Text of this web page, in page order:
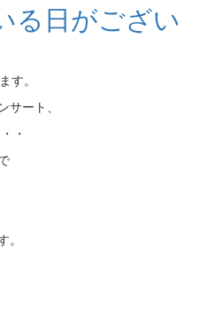
る日がござい
す。
ート、
・